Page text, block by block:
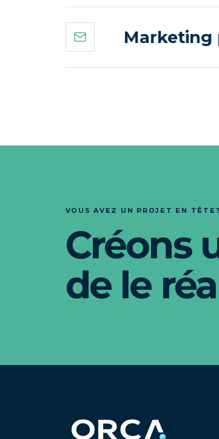
Marketing
VOUS AVEZ UN PROJET EN TÊTE?
Créons
de le